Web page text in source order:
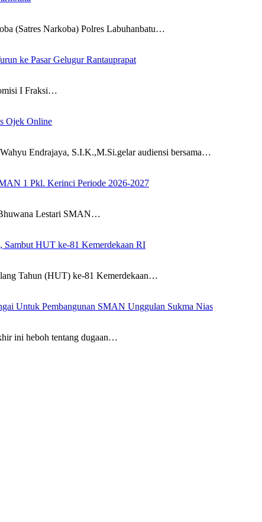
(Satres Narkoba) Polres Labuhanbatu…
ke Pasar Gelugur Rantauprapat
I Fraksi…
Ojek Online
Endrajaya, S.I.K.,M.Si.gelar audiensi bersama…
1 Pkl. Kerinci Periode 2026-2027
Bhuwana Lestari SMAN…
Sambut HUT ke-81 Kemerdekaan RI
Tahun (HUT) ke-81 Kemerdekaan…
Untuk Pembangunan SMAN Unggulan Sukma Nias
ini heboh tentang dugaan…